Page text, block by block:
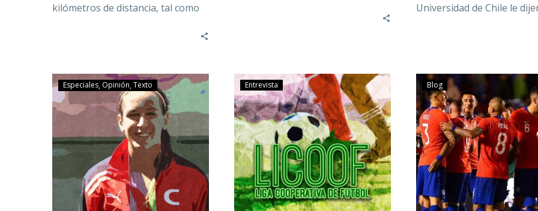
kilómetros de distancia, tal como
Universidad de Chile le
Especiales Opinión Texto Entrevista Blog